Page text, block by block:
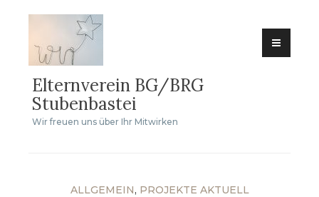
springen
Elternverein BG/BRG
Stubenbastei
Wir freuen uns über Ihr Mitwirken
ALLGEMEIN, PROJEKTE AKTUELL